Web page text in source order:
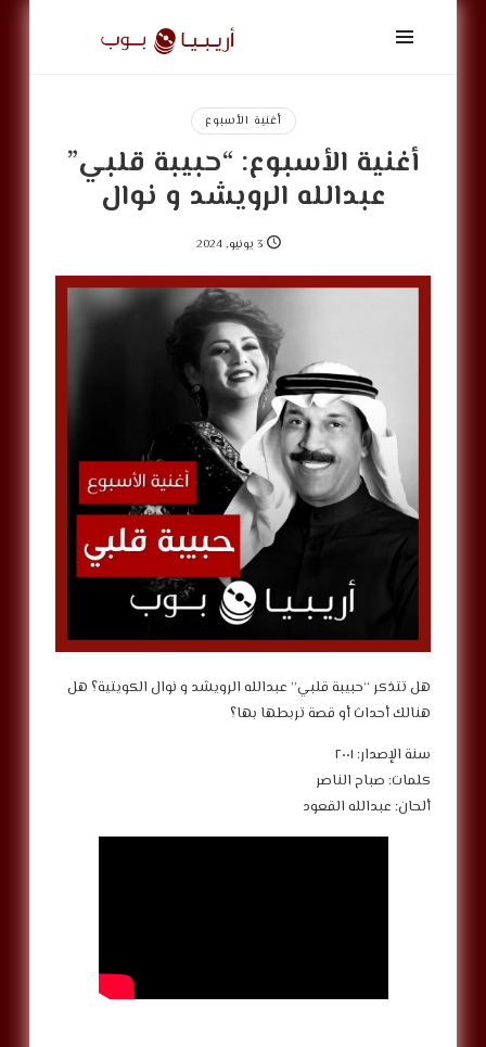
أريبيا
بوب
ArabiaPopأغنية الأسبوع
أغنية الأسبوع: “حبيبة قلبي”
عبدالله الرويشد و نوال
3 يونيو, 2024
هل تتذكر “حبيبة قلبي” عبدالله الرويشد و نوال الكويتية؟ هل
هنالك أحداث أو قصة تربطها بها؟
سنة الإصدار: ٢٠٠١
كلمات: صباح الناصر
ألحان: عبدالله القعود